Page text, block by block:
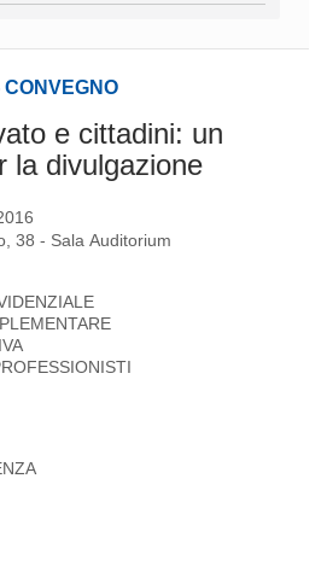
CONVEGNO
e cittadini: un
la divulgazione
38 - Sala Auditorium